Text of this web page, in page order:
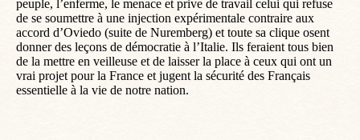
peuple, l’enferme, le menace et prive de travail celui qui refuse
de se soumettre à une injection expérimentale contraire aux
accord d’Oviedo (suite de Nuremberg) et toute sa clique osent
donner des leçons de démocratie à l’Italie. Ils feraient tous bien
de la mettre en veilleuse et de laisser la place à ceux qui ont un
vrai projet pour la France et jugent la sécurité des Français
essentielle à la vie de notre nation.